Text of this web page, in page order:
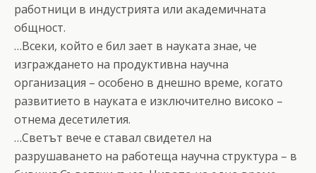
работници в индустрията или академичната
общност.
…Всеки, който е бил зает в науката знае, че
изграждането на продуктивна научна
организация – особено в днешно време, когато
развитието в науката е изключително високо –
отнема десетилетия.
…Светът вече е ставал свидетел на
разрушаването на работеща научна структура – в